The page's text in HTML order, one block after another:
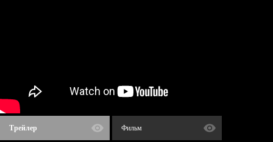
Трейлер Фильм